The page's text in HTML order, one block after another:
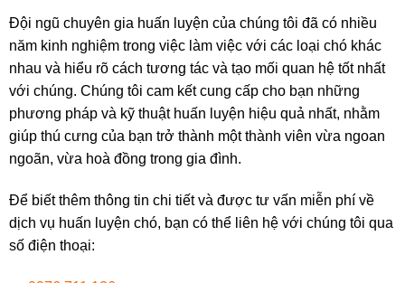
Đội ngũ chuyên gia huấn luyện của chúng tôi đã có nhiều
năm kinh nghiệm trong việc làm việc với các loại chó khác
nhau và hiểu rõ cách tương tác và tạo mối quan hệ tốt nhất
với chúng. Chúng tôi cam kết cung cấp cho bạn những
phương pháp và kỹ thuật huấn luyện hiệu quả nhất, nhằm
giúp thú cưng của bạn trở thành một thành viên vừa ngoan
ngoãn, vừa hoà đồng trong gia đình.
Để biết thêm thông tin chi tiết và được tư vấn miễn phí về
dịch vụ huấn luyện chó, bạn có thể liên hệ với chúng tôi qua
số điện thoại: